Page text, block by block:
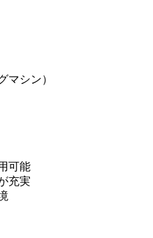
マシン）
可能
充実